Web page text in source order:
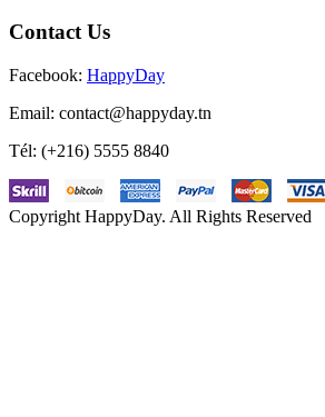
Contact Us
Facebook: HappyDay
Email: contact@happyday.tn
Tél: (+216) 5555 8840
Copyright HappyDay. All Rights Reserved